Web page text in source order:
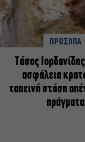
ΠΡΟΣΩΠΑ
Tάσος
ασφάλεια
ταπεινή στάση
πράγματα